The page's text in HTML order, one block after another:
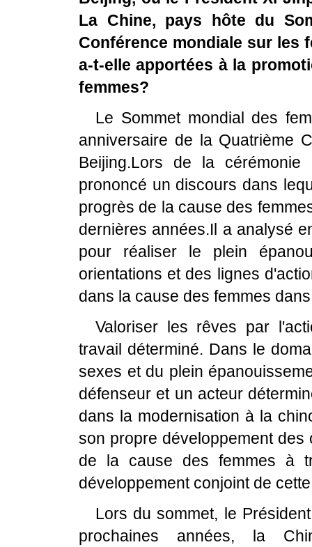
La Chine, pays hôte du
Conférence mondiale sur les
a-t-elle apportées à la
femmes?
Le Sommet mondial des
anniversaire de la Quatrième
Beijing.Lors de la
prononcé un discours dans
progrès de la cause des
dernières années.Il a analysé
pour réaliser le plein
orientations et des lignes
dans la cause des femmes
Valoriser les rêves par
travail déterminé. Dans le
sexes et du plein
défenseur et un acteur
dans la modernisation à la
son propre développement
de la cause des femmes à
développement conjoint de
Lors du sommet, le
prochaines années, la